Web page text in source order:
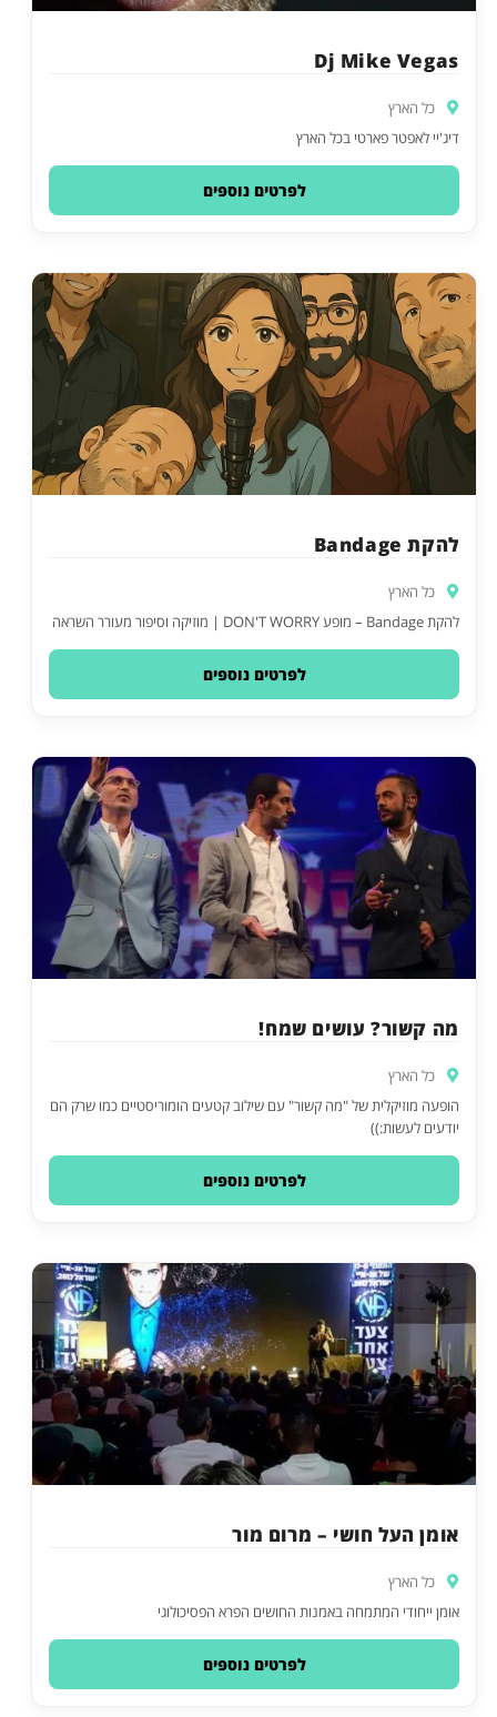
Dj Mike Vegas
כל הארץ
דיג'יי לאפטר פארטי בכל הארץ
לפרטים נוספים
להקת Bandage
כל הארץ
להקת Bandage – מופע DON'T WORRY | מוזיקה וסיפור מעורר השראה
לפרטים נוספים
מה קשור? עושים שמח!
כל הארץ
הופעה מוזיקלית של "מה קשור" עם שילוב קטעים הומוריסטיים כמו שרק הם
יודעים לעשות:))
לפרטים נוספים
אומן העל חושי – מרום מור
כל הארץ
אומן ייחודי המתמחה באמנות החושים הפרא הפסיכולוגי
לפרטים נוספים